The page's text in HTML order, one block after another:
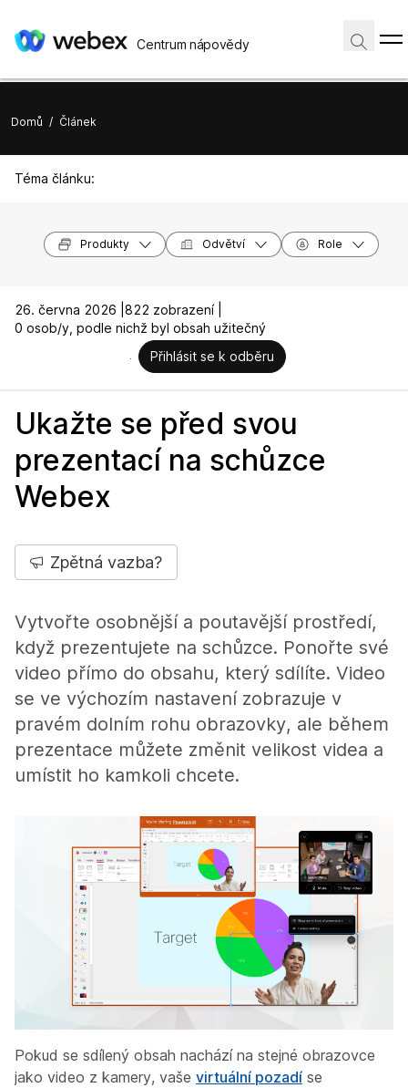
Centrum nápovědy
Domů / Článek
Téma článku:
Produkty Odvětví Role
26. června 2026 | 822 zobrazení |
0 osob/y, podle nichž byl obsah užitečný
Přihlásit se k odběru
Ukažte se před svou
prezentací na schůzce
Webex
Zpětná vazba?
Vytvořte osobnější a poutavější prostředí,
když prezentujete na schůzce. Ponořte své
video přímo do obsahu, který sdílíte. Video
se ve výchozím nastavení zobrazuje v
pravém dolním rohu obrazovky, ale během
prezentace můžete změnit velikost videa a
umístit ho kamkoli chcete.
Pokud se sdílený obsah nachází na stejné obrazovce
jako video z kamery, vaše virtuální pozadí se